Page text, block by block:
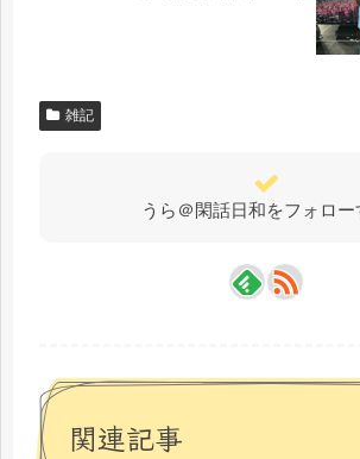
雑記
うら＠閑話日和をフォロー
関連記事